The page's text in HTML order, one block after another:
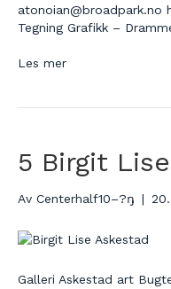
atonoian@broadpark.no
Tegning Grafikk –
Les mer
5 Birgit
Av Centerhalf10–?ŋ |
Galleri Askestad art